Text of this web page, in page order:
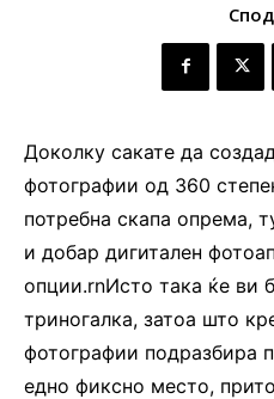
Доколку сакате да
фотографии од 360
потребна скапа опрема,
и добар дигитален
опции.rnИсто така ќе ви
триногалка, затоа што
фотографии подразбира
едно фиксно место,